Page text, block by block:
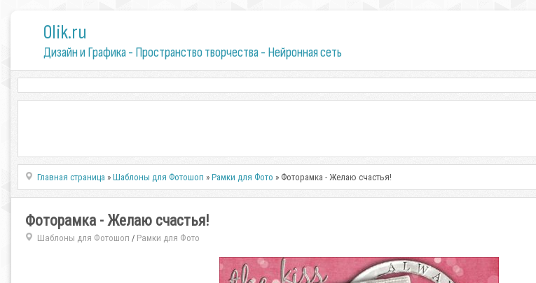
0lik.ru
Дизайн и Графика - Пространство творчества - Нейронная сеть
Главная страница »Шаблоны для Фотошоп »Рамки для Фото » Фоторамка - Желаю счастья!
Фоторамка - Желаю счастья!
Шаблоны для Фотошоп / Рамки для Фото